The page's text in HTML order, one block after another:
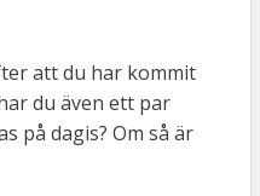
att du har kommit
du även ett par
på dagis? Om så är